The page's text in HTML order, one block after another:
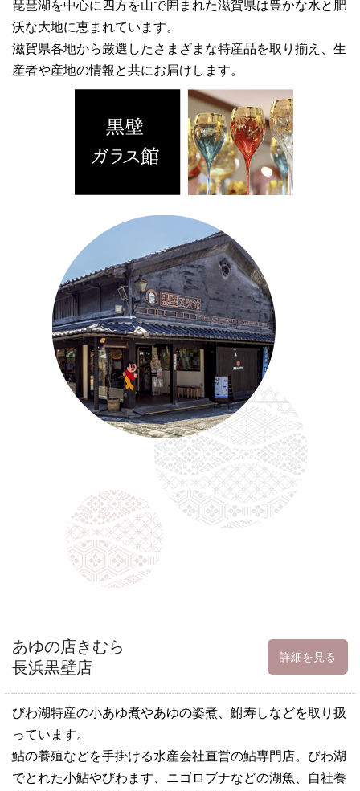
琵琶湖を中心に四方を山で囲まれた滋賀県は豊かな水と肥
沃な大地に恵まれています。
滋賀県各地から厳選したさまざまな特産品を取り揃え、生
産者や産地の情報と共にお届けします。
あゆの店きむら
長浜黒壁店
詳細を見る
びわ湖特産の小あゆ煮やあゆの姿煮、鮒寿しなどを取り扱
っています。
鮎の養殖などを手掛ける水産会社直営の鮎専門店。びわ湖
でとれた小鮎やびわます、ニゴロブナなどの湖魚、自社養